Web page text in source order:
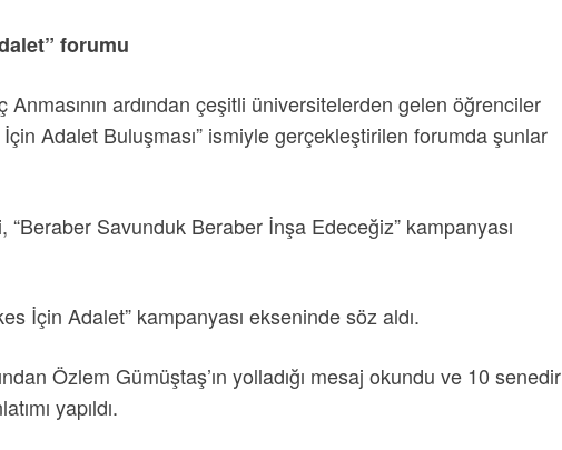
forumu
Anmasının ardından çeşitli üniversitelerden gelen öğrenciler
İçin Adalet Buluşması” ismiyle gerçekleştirilen forumda şunlar
“Beraber Savunduk Beraber İnşa Edeceğiz” kampanyası
İçin Adalet” kampanyası ekseninde söz aldı.
Özlem Gümüştaş’ın yolladığı mesaj okundu ve 10 senedir
yapıldı.